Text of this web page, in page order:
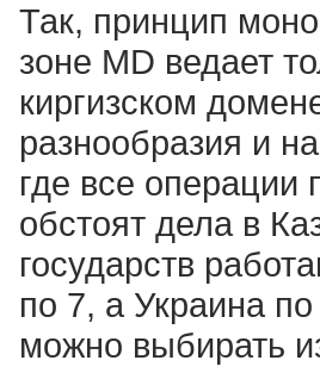
Так, принцип
зоне MD ведает
киргизском
разнообразия и
где все операции
обстоят дела в
государств
по 7, а Украина
можно выбирать